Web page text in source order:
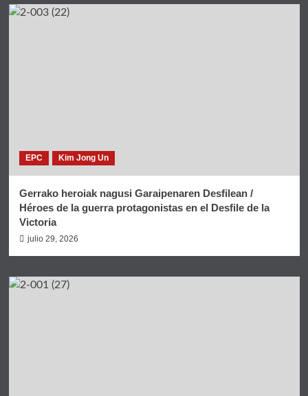
EPC Kim Jong Un
Gerrako heroiak nagusi Garaipenaren Desfilean /
Héroes de la guerra protagonistas en el Desfile de la
Victoria
julio 29, 2026